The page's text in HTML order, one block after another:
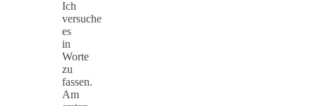
Ich
versuche
es
in
Worte
zu
fassen.
Am